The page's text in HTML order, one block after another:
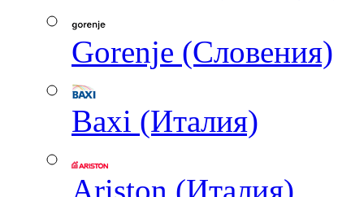
Gorenje (Словения)
Baxi (Италия)